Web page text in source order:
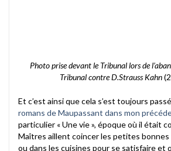
Photo prise devant le Tribunal lors de
Tribunal contre D.Strauss Kahn
Et c’est ainsi que cela s’est toujours
romans de Maupassant dans mon
particulier « Une vie », époque où il était
Maîtres aillent coincer les petites bonnes
ou dans les cuisines pour se satisfaire et